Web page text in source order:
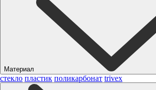
Материал
стекло пластик поликарбонат trivex